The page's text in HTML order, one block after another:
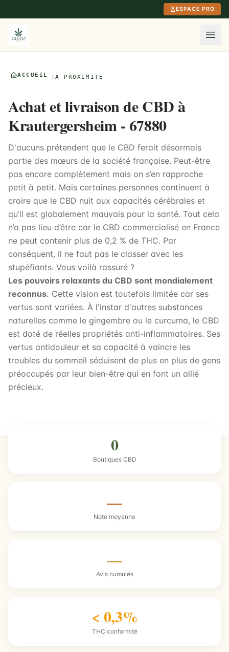
ESPACE PRO
ACCUEIL À PROXIMITÉ
Achat et livraison de CBD à
Krautergersheim - 67880
D'aucuns prétendent que le CBD ferait désormais
partie des mœurs de la société française. Peut-être
pas encore complètement mais on s’en rapproche
petit à petit. Mais certaines personnes continuent à
croire que le CBD nuit aux capacités cérébrales et
qu’il est globalement mauvais pour la santé. Tout cela
n’a pas lieu d’être car le CBD commercialisé en France
ne peut contenir plus de 0,2 % de THC. Par
conséquent, il ne faut pas le classer avec les
stupéfiants. Vous voilà rassuré ?
Les pouvoirs relaxants du CBD sont mondialement
reconnus. Cette vision est toutefois limitée car ses
vertus sont variées. À l'instar d'autres substances
naturelles comme le gingembre ou le curcuma, le CBD
est doté de réelles propriétés anti-inflammatoires. Ses
vertus antidouleur et sa capacité à vaincre les
troubles du sommeil séduisent de plus en plus de gens
préoccupés par leur bien-être qui en font un allié
précieux.
0
Boutiques CBD
—
Note moyenne
—
Avis cumulés
< 0,3%
THC conformité